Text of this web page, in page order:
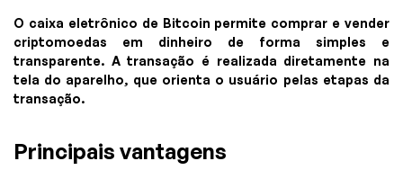
O caixa eletrônico de Bitcoin permite comprar e vender
criptomoedas em dinheiro de forma simples e
transparente. A transação é realizada diretamente na
tela do aparelho, que orienta o usuário pelas etapas da
transação.
Principais vantagens